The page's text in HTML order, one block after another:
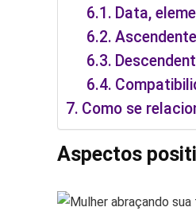
Data,
Como se
Aspectos